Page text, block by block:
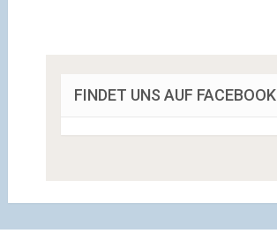
FINDET UNS AUF FACEBOOK